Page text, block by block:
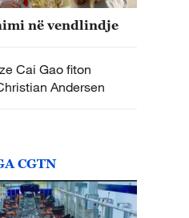
në vendlindje
Cai Gao fiton
Andersen
CGTN